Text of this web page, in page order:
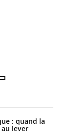
: quand la
lever